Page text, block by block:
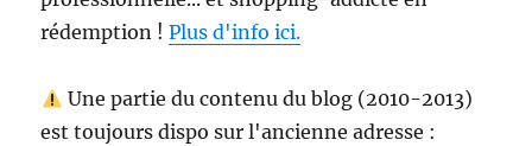
rédemption !Plus d'info ici.
Une partie du contenu du blog (2010-2013)
est toujours dispo sur l'ancienne adresse :